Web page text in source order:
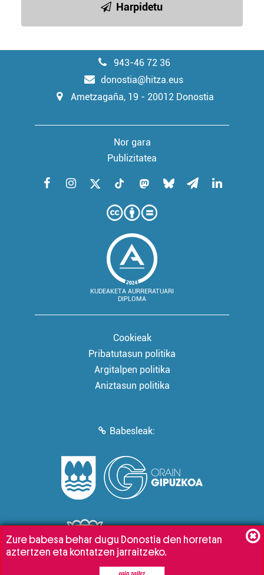
Harpidetu
943-46 72 36
donostia@hitza.eus
Ametzagaña, 19 - 20012 Donostia
Nor gara
Publizitatea
KUDEAKETA AURRERATUARI
DIPLOMA
Cookieak
Pribatutasun politika
Argitalpen politika
Aniztasun politika
Babesleak:
Zure babesa behar dugu Donostia den horretan
aztertzen eta kontatzen jarraitzeko.